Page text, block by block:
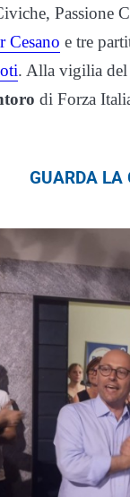
Passione
Cesano e tre
. Alla vigilia del
di Forza
GUARDA